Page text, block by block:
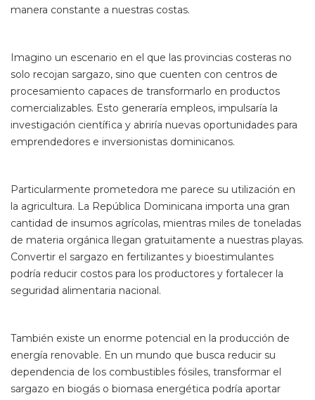
manera constante a nuestras costas.
Imagino un escenario en el que las provincias costeras no
solo recojan sargazo, sino que cuenten con centros de
procesamiento capaces de transformarlo en productos
comercializables. Esto generaría empleos, impulsaría la
investigación científica y abriría nuevas oportunidades para
emprendedores e inversionistas dominicanos.
Particularmente prometedora me parece su utilización en
la agricultura. La República Dominicana importa una gran
cantidad de insumos agrícolas, mientras miles de toneladas
de materia orgánica llegan gratuitamente a nuestras playas.
Convertir el sargazo en fertilizantes y bioestimulantes
podría reducir costos para los productores y fortalecer la
seguridad alimentaria nacional.
También existe un enorme potencial en la producción de
energía renovable. En un mundo que busca reducir su
dependencia de los combustibles fósiles, transformar el
sargazo en biogás o biomasa energética podría aportar